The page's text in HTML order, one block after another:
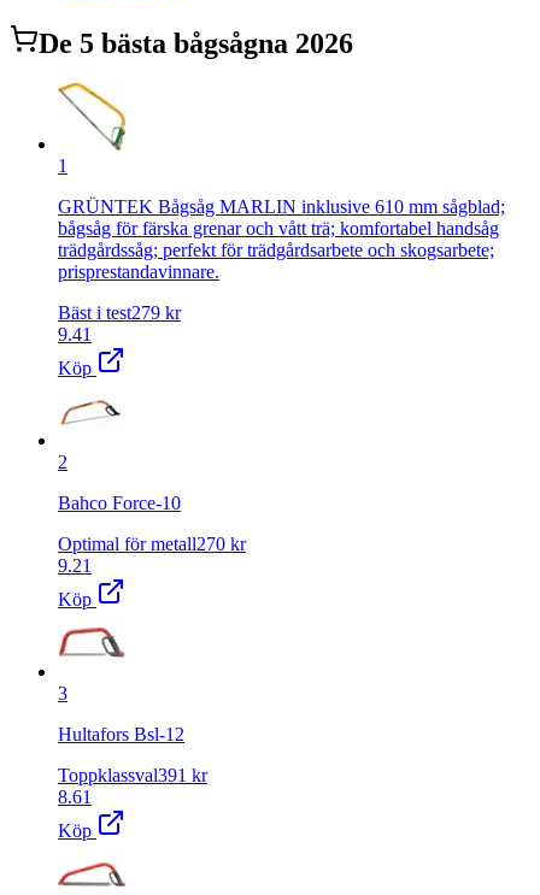
De 5 bästa bågsågna 2026
1
GRÜNTEK Bågsåg MARLIN inklusive 610 mm sågblad;
bågsåg för färska grenar och vått trä; komfortabel handsåg
trädgårdssåg; perfekt för trädgårdsarbete och skogsarbete;
prisprestandavinnare.
Bäst i test279 kr
9.41
Köp
2
Bahco Force-10
Optimal för metall270 kr
9.21
Köp
3
Hultafors Bsl-12
Toppklassval391 kr
8.61
Köp